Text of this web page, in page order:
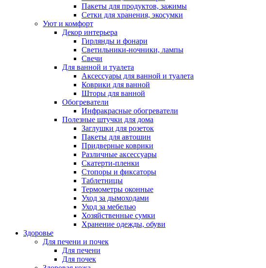
Пакеты для продуктов, зажимы
Сетки для хранения, экосумки
Уют и комфорт
Декор интерьера
Гирлянды и фонари
Светильники-ночники, лампы
Свечи
Для ванной и туалета
Аксессуары для ванной и туалета
Коврики для ванной
Шторы для ванной
Обогреватели
Инфракрасные обогреватели
Полезные штучки для дома
Заглушки для розеток
Пакеты для автошин
Придверные коврики
Различные аксессуары
Скатерти-пленки
Стопоры и фиксаторы
Таблетницы
Термометры оконные
Уход за дымоходами
Уход за мебелью
Хозяйственные сумки
Хранение одежды, обуви
Здоровье
Для печени и почек
Для печени
Для почек